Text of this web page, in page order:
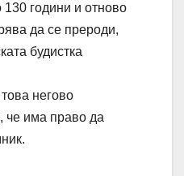
години и отново
да се прероди,
будистка
негово
че има право да